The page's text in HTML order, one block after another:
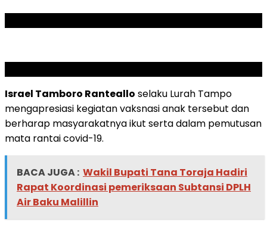
Israel Tamboro Ranteallo selaku Lurah Tampo
mengapresiasi kegiatan vaksnasi anak tersebut dan
berharap masyarakatnya ikut serta dalam pemutusan
mata rantai covid-19.
BACA JUGA : Wakil Bupati Tana Toraja Hadiri
Rapat Koordinasi pemeriksaan Subtansi DPLH
Air Baku Malillin